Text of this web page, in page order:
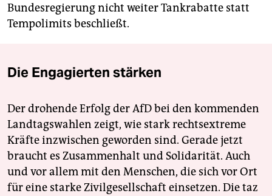
Bundesregierung nicht weiter Tankrabatte statt
Tempolimits beschließt.
Die Engagierten stärken
Der drohende Erfolg der AfD bei den kommenden
Landtagswahlen zeigt, wie stark rechtsextreme
Kräfte inzwischen geworden sind. Gerade jetzt
braucht es Zusammenhalt und Solidarität. Auch
und vor allem mit den Menschen, die sich vor Ort
für eine starke Zivilgesellschaft einsetzen. Die taz